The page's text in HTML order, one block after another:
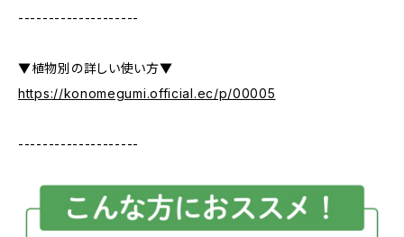
--------------------
▼植物別の詳しい使い方▼
https://konomegumi.official.ec/p/00005
--------------------